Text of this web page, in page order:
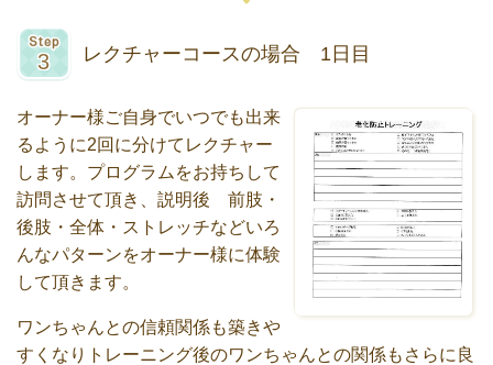
レクチャーコースの場合 1日目
オーナー様ご自身でいつでも出来
るように2回に分けてレクチャー
します。プログラムをお持ちして
訪問させて頂き、説明後 前肢・
後肢・全体・ストレッチなどいろ
んなパターンをオーナー様に体験
して頂きます。
ワンちゃんとの信頼関係も築きや
すくなりトレーニング後のワンちゃんとの関係もさらに良